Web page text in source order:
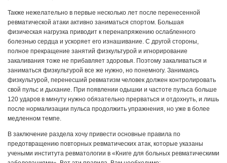
Также нежелательно в первые несколько лет после перенесенной
ревматической атаки активно заниматься спортом. Большая
физическая нагрузка приводит к перенапряжению ослабленного
болезнью сердца и ускоряет его изнашивание. С другой стороны,
полное прекращение занятий физкультурой и игнорирование
закаливания тоже не прибавляет здоровья. Поэтому закаливаться и
заниматься физкультурой все же нужно, но понемногу. Занимаясь
физкультурой, перенесший ревматизм человек должен контролировать
свой пульс и дыхание. При появлении одышки и частоте пульса больше
120 ударов в минуту нужно обязательно прерваться и отдохнуть, и лишь
после нормализации пульса продолжить упражнения, но уже в более
медленном темпе.
В заключение раздела хочу привести основные правила по
предотвращению повторных ревматических атак, которые указаны
учеными института ревматологии в «Книге для больных ревматическими